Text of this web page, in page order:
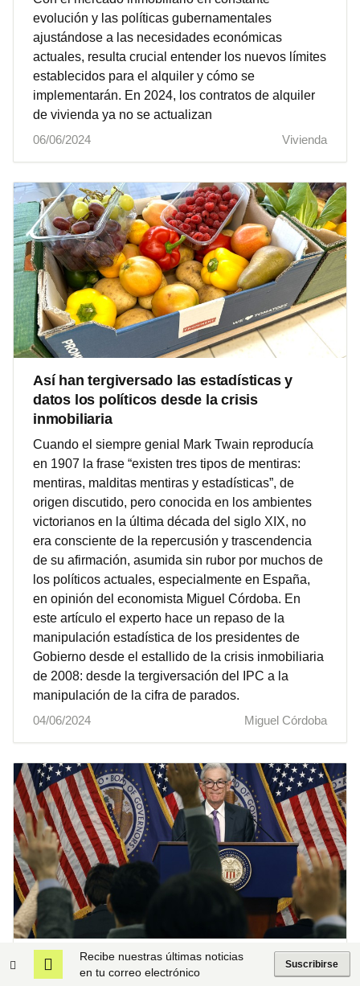
evolución y las políticas gubernamentales
ajustándose a las necesidades económicas
actuales, resulta crucial entender los nuevos límites
establecidos para el alquiler y cómo se
implementarán. En 2024, los contratos de alquiler
de vivienda ya no se actualizan
06/06/2024
Vivienda
Así han tergiversado las estadísticas y
datos los políticos desde la crisis
inmobiliaria
Cuando el siempre genial Mark Twain reproducía
en 1907 la frase “existen tres tipos de mentiras:
mentiras, malditas mentiras y estadísticas”, de
origen discutido, pero conocida en los ambientes
victorianos en la última década del siglo XIX, no
era consciente de la repercusión y trascendencia
de su afirmación, asumida sin rubor por muchos de
los políticos actuales, especialmente en España,
en opinión del economista Miguel Córdoba. En
este artículo el experto hace un repaso de la
manipulación estadística de los presidentes de
Gobierno desde el estallido de la crisis inmobiliaria
de 2008: desde la tergiversación del IPC a la
manipulación de la cifra de parados.
04/06/2024
Miguel Córdoba
El IPC de EEUU repunta tres décimas en
marzo y aleja la posibilidad de recortes de
Recibe nuestras últimas noticias
en tu correo electrónico
Suscribirse